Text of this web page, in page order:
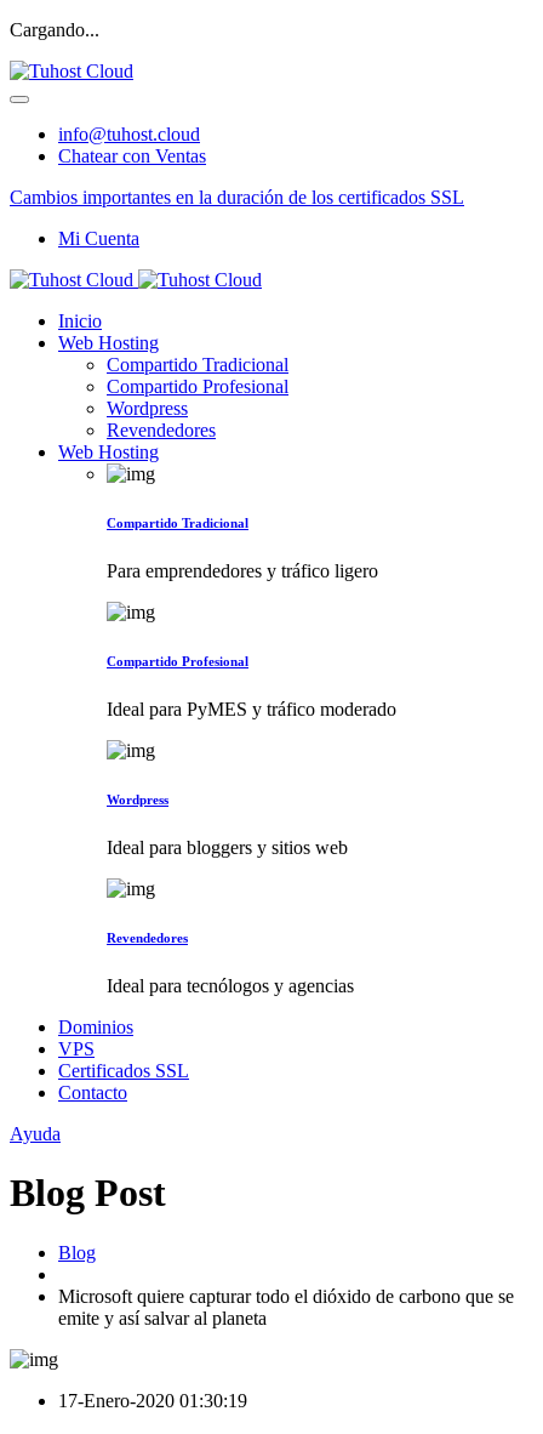
Cargando...
info@tuhost.cloud
Chatear con Ventas
Cambios importantes en la duración de los certificados SSL
Mi Cuenta
Inicio
Web Hosting
Compartido Tradicional
Compartido Profesional
Wordpress
Revendedores
Web Hosting
Compartido Tradicional
Para emprendedores y tráfico ligero
Compartido Profesional
Ideal para PyMES y tráfico moderado
Wordpress
Ideal para bloggers y sitios web
Revendedores
Ideal para tecnólogos y agencias
Dominios
VPS
Certificados SSL
Contacto
Ayuda
Blog Post
Blog
Microsoft quiere capturar todo el dióxido de carbono que se
emite y así salvar al planeta
17-Enero-2020 01:30:19